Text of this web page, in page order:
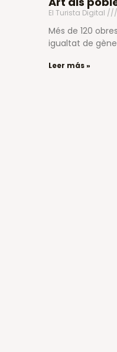
El Turista Digital
Més de 120
igualtat de
Leer más »